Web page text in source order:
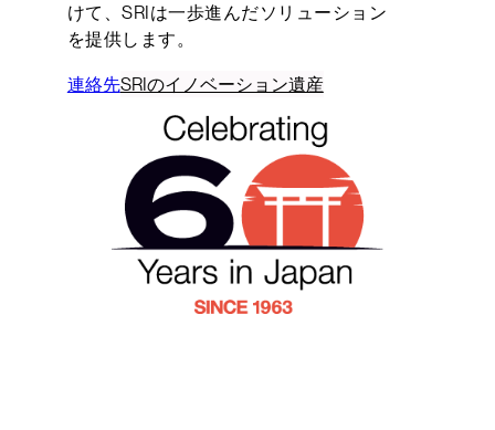
けて、SRIは一歩進んだソリューション
を提供します。
連絡先SRIのイノベーション遺産